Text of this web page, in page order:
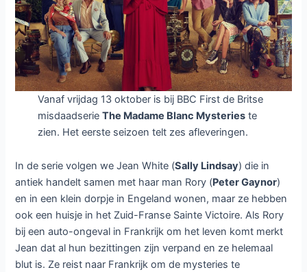
Vanaf vrijdag 13 oktober is bij BBC First de Britse
misdaadserie The Madame Blanc Mysterieste
zien. Het eerste seizoen telt zes afleveringen.
In de serie volgen we Jean White (Sally Lindsay) die in
antiek handelt samen met haar man Rory (Peter Gaynor)
en in een klein dorpje in Engeland wonen, maar ze hebben
ook een huisje in het Zuid-Franse Sainte Victoire. Als Rory
bij een auto-ongeval in Frankrijk om het leven komt merkt
Jean dat al hun bezittingen zijn verpand en ze helemaal
blut is. Ze reist naar Frankrijk om de mysteries te